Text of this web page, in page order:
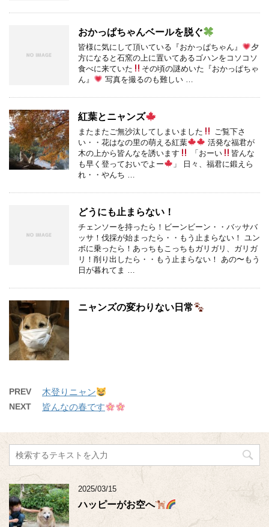
おかっぱちゃんベールを脱ぐ
皆様に気にして頂いている『おかっぱちゃん』
夕
方になると石窯の上に置いてあるゴハンをコソコソ
食べに来ていた
その頃の謎めいた『おかっぱちゃ
ん』
写真を撮るのも難しい …
紅葉とニャンズ
またまたご無沙汰してしまいました
ご覧下さ
い・・花はなの里の萌える紅葉
活発な福君が
木の上から皆んなを誘います
「おーい
皆んな
も早く登っておいでよー
」 日々、福君に鍛えら
れ・・やんち …
どうにも止まらない！
チェンソーを持ったら！ビーンビーン・・バッサバ
ッサ！伐採が始まったら・・もう止まらない！ ユン
ボに乗ったら！あっちもこっちもガリガリ、ガリガ
リ！削り出したら・・もう止まらない！ あの〜もう
日が暮れてま …
ニャンズの変わりない日常
PREV 木登りニャン
NEXT 皆んなの春です
2025/03/15
ハッピーがお空へ